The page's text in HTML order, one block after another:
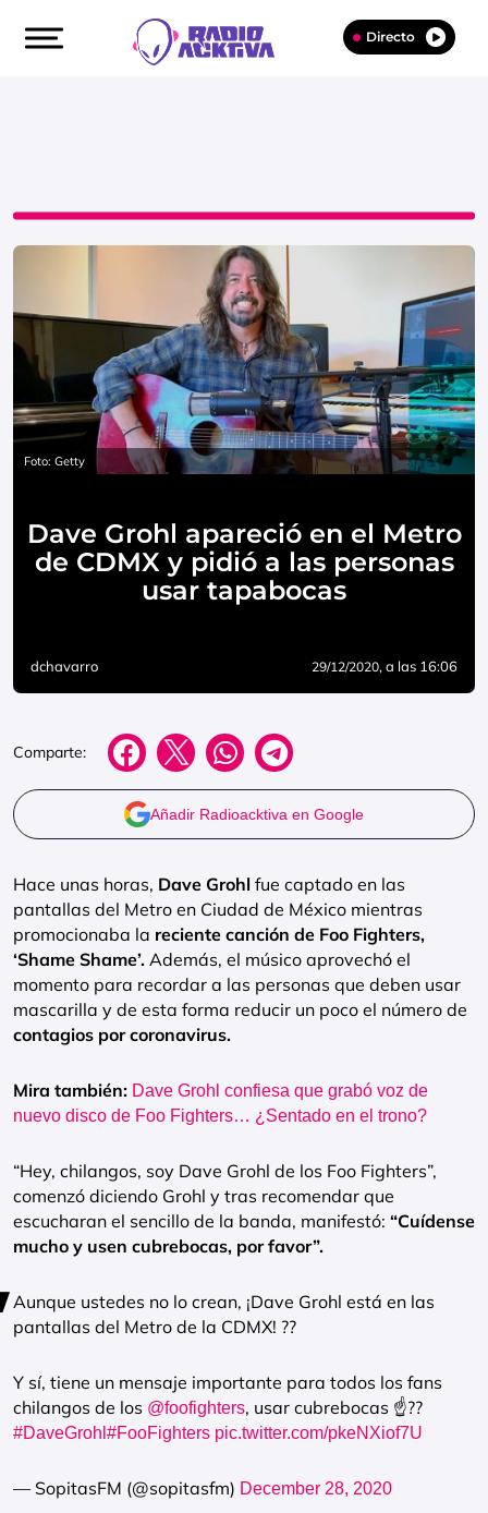
Directo
Foto: Getty
Dave Grohl apareció en el Metro
de CDMX y pidió a las personas
usar tapabocas
dchavarro 29/12/2020, a las 16:06
Comparte:
Añadir Radioacktiva en Google
Hace unas horas, Dave Grohl fue captado en las
pantallas del Metro en Ciudad de México mientras
promocionaba la reciente canción de Foo Fighters,
‘Shame Shame’. Además, el músico aprovechó el
momento para recordar a las personas que deben usar
mascarilla y de esta forma reducir un poco el número de
contagios por coronavirus.
Mira también: Dave Grohl confiesa que grabó voz de
nuevo disco de Foo Fighters… ¿Sentado en el trono?
“Hey, chilangos, soy Dave Grohl de los Foo Fighters”,
comenzó diciendo Grohl y tras recomendar que
escucharan el sencillo de la banda, manifestó: “Cuídense
mucho y usen cubrebocas, por favor”.
Aunque ustedes no lo crean, ¡Dave Grohl está en las
pantallas del Metro de la CDMX! ??
Y sí, tiene un mensaje importante para todos los fans
chilangos de los @foofighters, usar cubrebocas ☝??
#DaveGrohl #FooFighters pic.twitter.com/pkeNXiof7U
— SopitasFM (@sopitasfm) December 28, 2020